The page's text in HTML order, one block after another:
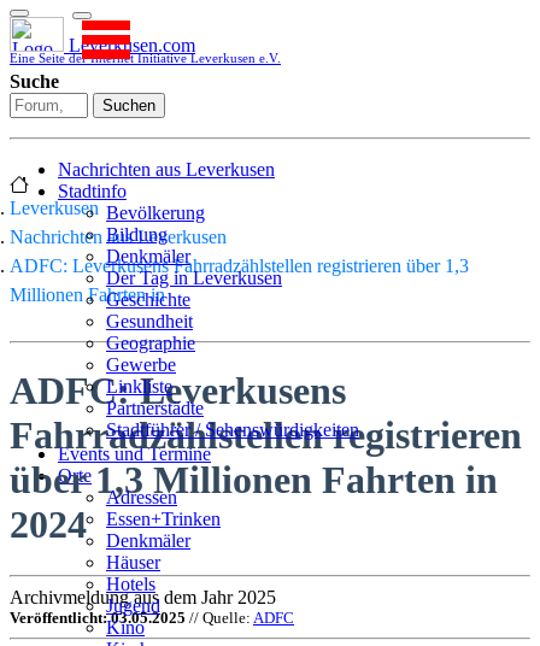
Leverkusen.com
Eine Seite der Internet Initiative Leverkusen e.V.
Suche
Suchen
Nachrichten aus Leverkusen
Stadtinfo
Bevölkerung
Bildung
Denkmäler
Der Tag in Leverkusen
Geschichte
Gesundheit
Geographie
Gewerbe
Linkliste
Partnerstädte
Stadtführer / Sehenswürdigkeiten
Stadtplan
Stadtteile
Sport
Who is who
Wohnen
Events und Termine
Orte
Adressen
Essen+Trinken
Denkmäler
Häuser
Hotels
Jugend
Kino
Leverkusen
Nachrichten aus Leverkusen
ADFC: Leverkusens Fahrradzählstellen registrieren über 1,3
Millionen Fahrten in
ADFC: Leverkusens
Fahrradzählstellen registrieren
über 1,3 Millionen Fahrten in
2024
Archivmeldung aus dem Jahr 2025
Veröffentlicht: 03.05.2025 // Quelle: ADFC